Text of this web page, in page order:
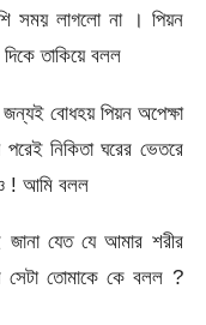
সময় লাগলো না । পিয়ন
তাকিয়ে বলল
বোধহয় পিয়ন অপেক্ষা
নিকিতা ঘরের ভেতরে
! আমি বলল
যেত যে আমার শরীর
সেটা তোমাকে কে বলল ?